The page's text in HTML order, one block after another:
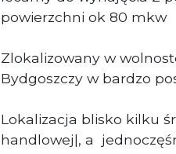
powierzchni ok 80 mkw
Zlokalizowany w
Bydgoszczy w bardzo
Lokalizacja blisko kilku
handlowej|, a